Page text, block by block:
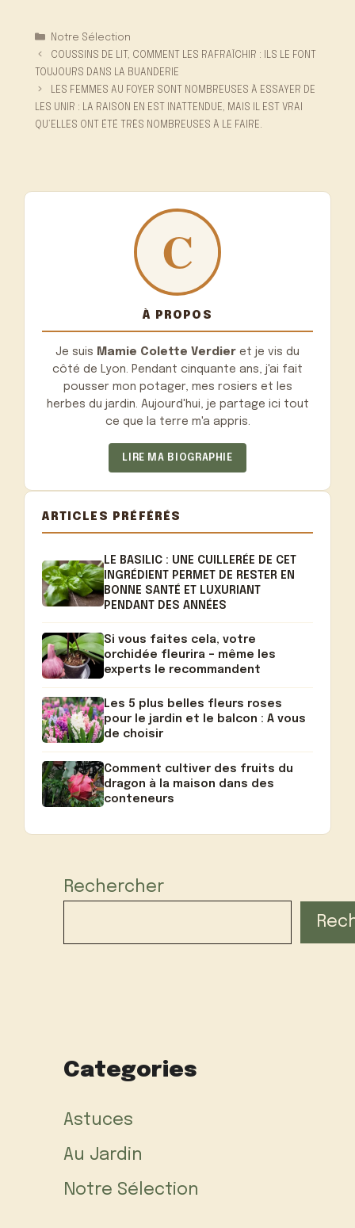
Catégories
Notre Sélection
COUSSINS DE LIT, COMMENT LES RAFRAÎCHIR : ILS LE FONT
TOUJOURS DANS LA BUANDERIE
LES FEMMES AU FOYER SONT NOMBREUSES À ESSAYER DE
LES UNIR : LA RAISON EN EST INATTENDUE, MAIS IL EST VRAI
QU’ELLES ONT ÉTÉ TRÈS NOMBREUSES À LE FAIRE.
À PROPOS
Je suis Mamie Colette Verdier et je vis du
côté de Lyon. Pendant cinquante ans, j'ai fait
pousser mon potager, mes rosiers et les
herbes du jardin. Aujourd'hui, je partage ici tout
ce que la terre m'a appris.
LIRE MA BIOGRAPHIE
ARTICLES PRÉFÉRÉS
LE BASILIC : UNE CUILLERÉE DE CET
INGRÉDIENT PERMET DE RESTER EN
BONNE SANTÉ ET LUXURIANT
PENDANT DES ANNÉES
Si vous faites cela, votre
orchidée fleurira – même les
experts le recommandent
Les 5 plus belles fleurs roses
pour le jardin et le balcon : A vous
de choisir
Comment cultiver des fruits du
dragon à la maison dans des
conteneurs
Rechercher
Categories
Astuces
Au Jardin
Notre Sélection